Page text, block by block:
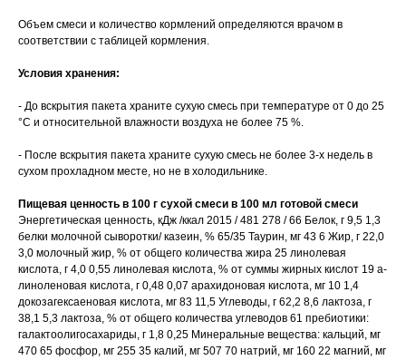
Объем смеси и количество кормлений определяются врачом в
соответствии с таблицей кормления.
Условия хранения:
- До вскрытия пакета храните сухую смесь при температуре от 0 до 25
°С и относительной влажности воздуха не более 75 %.
- После вскрытия пакета храните сухую смесь не более 3-х недель в
сухом прохладном месте, но не в холодильнике.
Пищевая ценность в 100 г сухой смеси в 100 мл готовой смеси
Энергетическая ценность, кДж /ккал 2015 / 481 278 / 66 Белок, г 9,5 1,3
белки молочной сыворотки/ казеин, % 65/35 Таурин, мг 43 6 Жир, г 22,0
3,0 молочный жир, % от общего количества жира 25 линолевая
кислота, г 4,0 0,55 линолевая кислота, % от суммы жирных кислот 19 a-
линоленовая кислота, г 0,48 0,07 арахидоновая кислота, мг 10 1,4
докозагексаеновая кислота, мг 83 11,5 Углеводы, г 62,2 8,6 лактоза, г
38,1 5,3 лактоза, % от общего количества углеводов 61 пребиотики:
галактоолигосахариды, г 1,8 0,25 Минеральные вещества: кальций, мг
470 65 фосфор, мг 255 35 калий, мг 507 70 натрий, мг 160 22 магний, мг